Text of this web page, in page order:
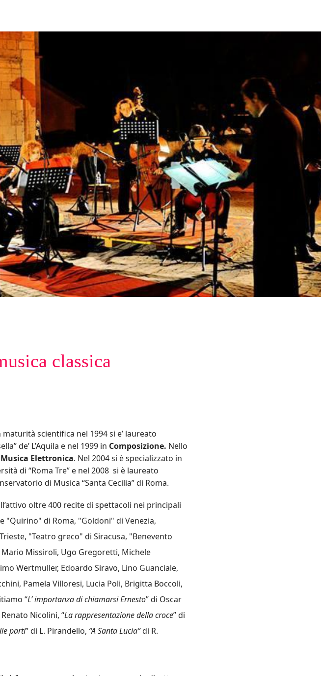
classica
scientifica nel 1994 si e’ laureato
de’ L’Aquila e nel 1999 in Composizione. Nello
Musica Elettronica. Nel 2004 si è specializzato in
di “Roma Tre” e nel 2008 si è laureato
di Musica “Santa Cecilia” di Roma.
oltre 400 recite di spettacoli nei principali
"Quirino" di Roma, "Goldoni" di Venezia,
"Teatro greco" di Siracusa, "Benevento
Missiroli, Ugo Gregoretti, Michele
Wertmuller, Edoardo Siravo, Lino Guanciale,
Pamela Villoresi, Lucia Poli, Brigitta Boccoli,
“L’ importanza di chiamarsi Ernesto” di Oscar
Renato Nicolini, “La rappresentazione della croce” di
parti” di L. Pirandello, “A Santa Lucia”di R.